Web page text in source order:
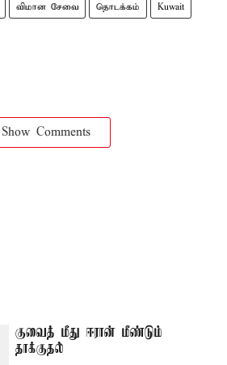
விமான சேவை தொடக்கம் Kuwait
Show Comments
குவைத் மீது ஈரான் மீண்டும்
தாக்குதல்